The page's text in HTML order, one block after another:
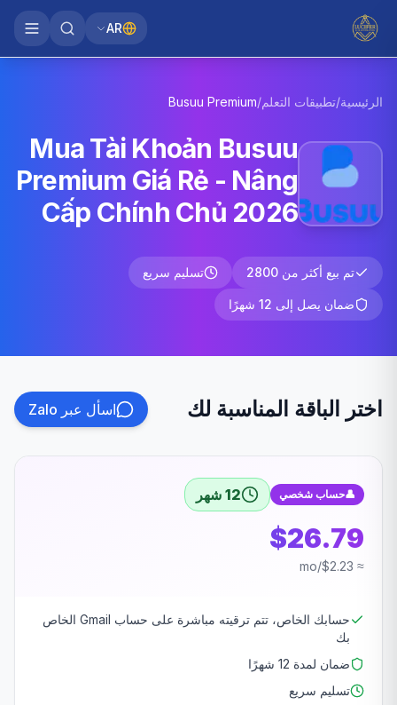
AR
الرئيسية/تطبيقات التعلم/
Busuu Premium
Mua Tài Khoản Busuu
Premium Giá Rẻ - Nâng
Cấp Chính Chủ 2026
تم بيع أكثر من 2800 تسليم سريع
ضمان يصل إلى 12 شهرًا
اختر الباقة المناسبة لك اسأل عبر Zalo
👤حساب شخصي 12 شهر
$26.79
≈ $2.23/mo
حسابك الخاص، تتم ترقيته مباشرة على حساب Gmail الخاص
بك
ضمان لمدة 12 شهرًا
تسليم سريع